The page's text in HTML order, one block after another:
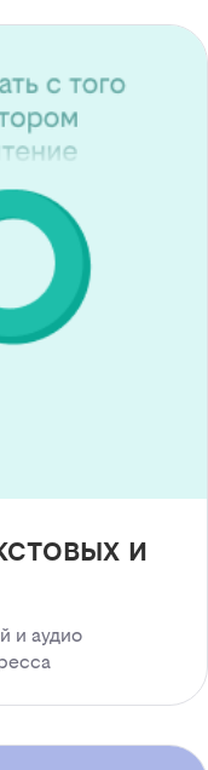
и
и аудио